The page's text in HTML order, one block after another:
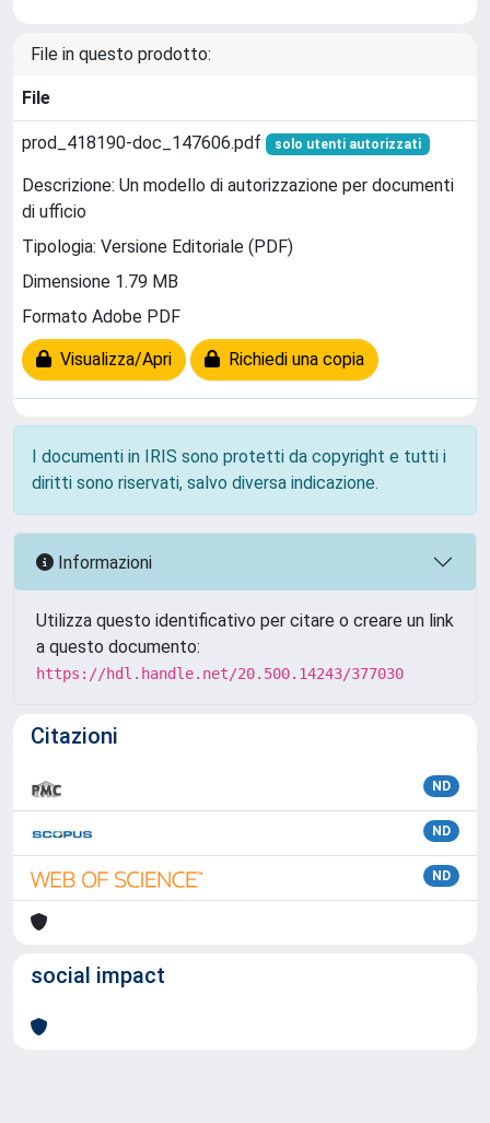
File in questo prodotto:
File
prod_418190-doc_147606.pdf solo utenti autorizzati
Descrizione: Un modello di autorizzazione per documenti
di ufficio
Tipologia: Versione Editoriale (PDF)
Dimensione 1.79 MB
Formato Adobe PDF
Visualizza/Apri Richiedi una copia
I documenti in IRIS sono protetti da copyright e tutti i
diritti sono riservati, salvo diversa indicazione.
Informazioni
Utilizza questo identificativo per citare o creare un link
a questo documento:
https://hdl.handle.net/20.500.14243/377030
Citazioni
ND
ND
ND
social impact